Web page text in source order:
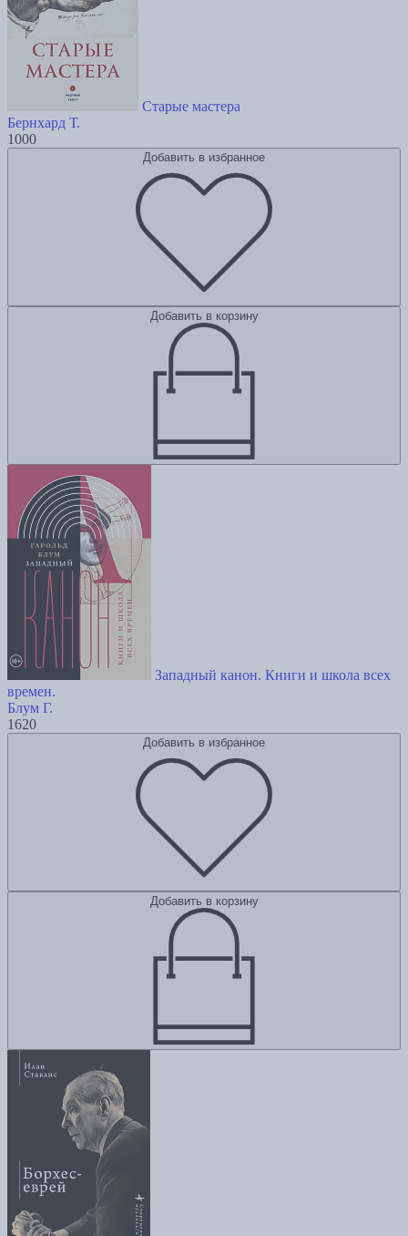
Старые мастера
Бернхард Т.
1000
Добавить в избранное
Добавить в корзину
Западный канон. Книги и школа всех
времен.
Блум Г.
1620
Добавить в избранное
Добавить в корзину